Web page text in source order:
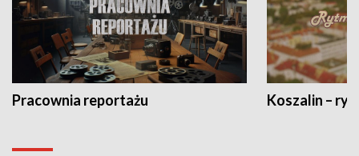
Pracownia reportażu Koszalin –